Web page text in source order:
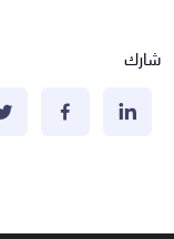
شارك